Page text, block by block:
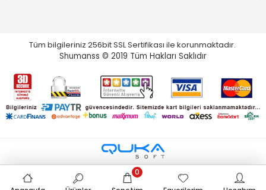
Tüm bilgileriniz 256bit SSL Sertifikası ile korunmaktadır.
Shumanss © 2019 Tüm Hakları Saklıdır
0